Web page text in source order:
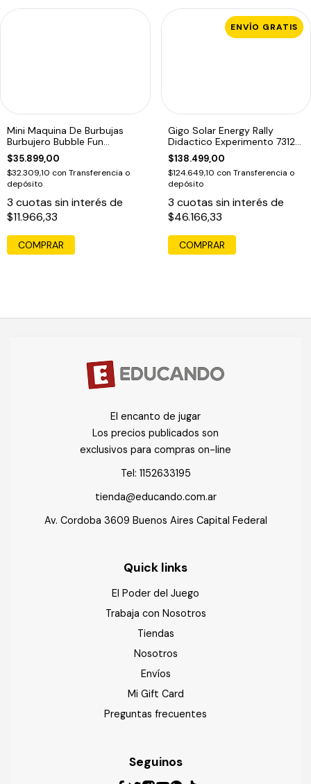
Mini Maquina De Burbujas
Burbujero Bubble Fun
Educando
$35.899,00
$32.309,10 con Transferencia o
depósito
3 cuotas sin interés de
$11.966,33
COMPRAR
ENVÍO GRATIS
Gigo Solar Energy Rally
Didactico Experimento 7312
Educando
$138.499,00
$124.649,10 con Transferencia o
depósito
3 cuotas sin interés de
$46.166,33
El encanto de jugar
Los precios publicados son
exclusivos para compras on-line
Tel: 1152633195
tienda@educando.com.ar
Av. Cordoba 3609 Buenos Aires Capital Federal
Quick links
El Poder del Juego
Trabaja con Nosotros
Tiendas
Nosotros
Envíos
Mi Gift Card
Preguntas frecuentes
Seguinos